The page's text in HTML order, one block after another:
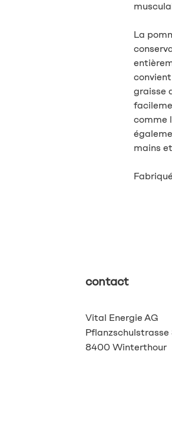
La
graisse
comme
mains
contact
Vital Energie AG
Pflanzschulstrasse
8400 Winterthour